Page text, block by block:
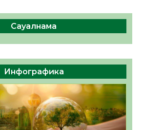
Сауалнама
Инфографика